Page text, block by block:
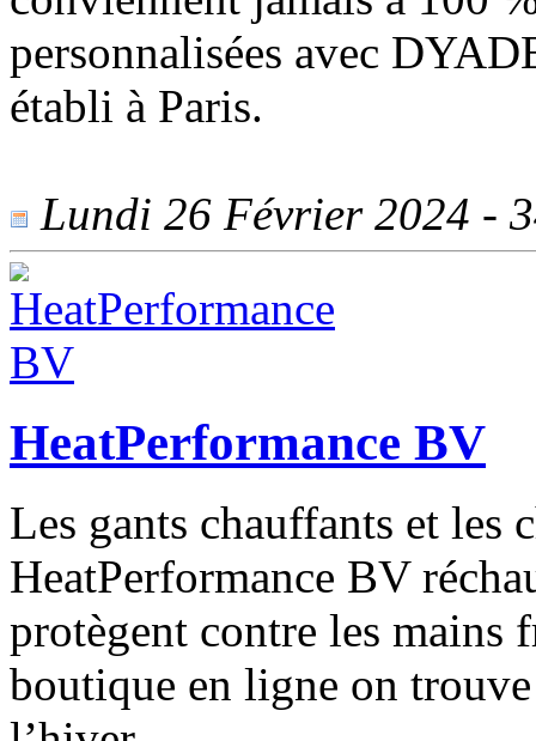
personnalisées avec
établi à Paris.
Lundi 26 Février 2024 -
HeatPerformance BV
Les gants chauffants et les
HeatPerformance BV
protègent contre les mains
boutique en ligne on